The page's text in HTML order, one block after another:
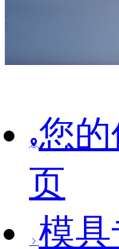
您
页
模